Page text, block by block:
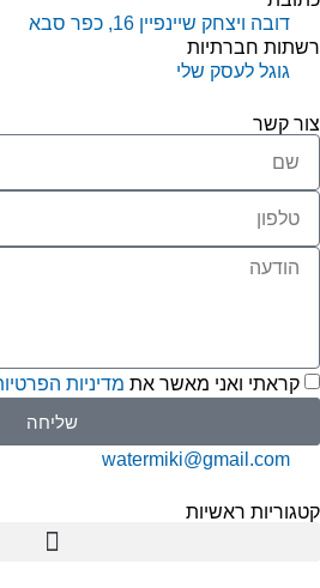
דובה ויצחק שיינפיין 16, כפר סבא
חברתיות
גוגל לעסק שלי
קשר
קראתי ואני מאשר אתמדיניות הפרטיות
שליחה
watermiki@gmail.com
ראשיות